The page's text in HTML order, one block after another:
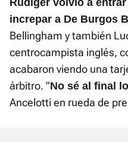
Rüdiger volvió a
increpar a De Burgos
Bellingham y también
centrocampista inglés,
acabaron viendo una
árbitro. "No sé al final
Ancelotti en rueda de